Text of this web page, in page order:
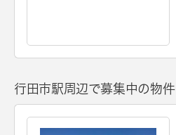
行田市駅周辺で募集中の物件